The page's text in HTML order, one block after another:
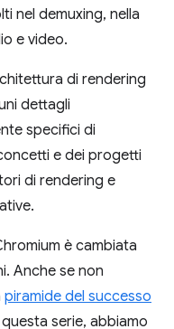
nel demuxing, nella
e video.
di rendering
dettagli
specifici di
e dei progetti
di rendering e
è cambiata
Anche se non
piramide del successo
serie, abbiamo